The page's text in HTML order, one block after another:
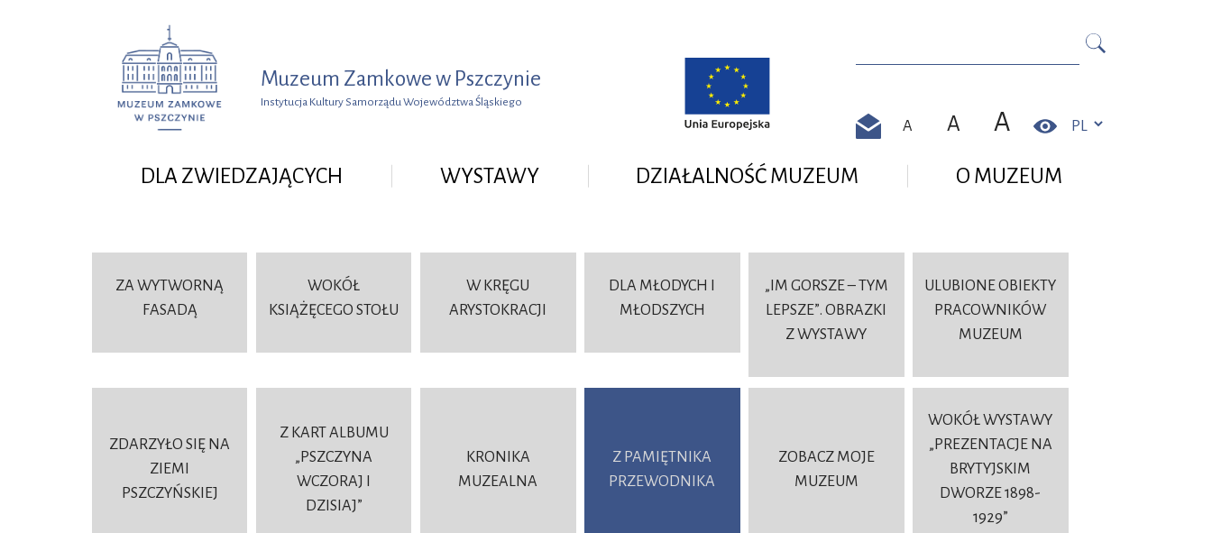
Muzeum Zamkowe w Pszczynie
Instytucja Kultury Samorządu Województwa Śląskiego
Szukaj
Kontakt
A A A Kontrast
DLA ZWIEDZAJĄCYCH WYSTAWY DZIAŁALNOŚĆ MUZEUM O MUZEUM
ZA WYTWORNĄ
FASADĄ
WOKÓŁ
KSIĄŻĘCEGO STOŁU
W KRĘGU
ARYSTOKRACJI
DLA MŁODYCH I
MŁODSZYCH
„IM GORSZE – TYM
LEPSZE”. OBRAZKI
Z WYSTAWY
ULUBIONE OBIEKTY
PRACOWNIKÓW
MUZEUM
ZDARZYŁO SIĘ NA
ZIEMI
PSZCZYŃSKIEJ
Z KART ALBUMU
„PSZCZYNA
WCZORAJ I
DZISIAJ”
KRONIKA
MUZEALNA
Z PAMIĘTNIKA
PRZEWODNIKA
ZOBACZ MOJE
MUZEUM
WOKÓŁ WYSTAWY
„PREZENTACJE NA
BRYTYJSKIM
DWORZE 1898-
1929”